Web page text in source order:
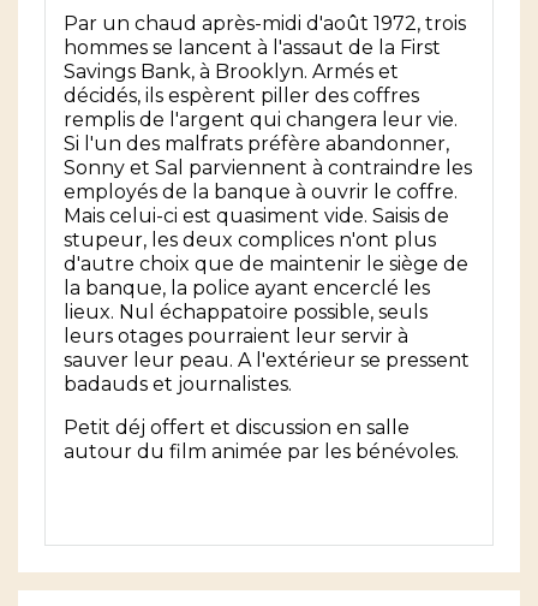
Par un chaud après-midi d'août 1972, trois
hommes se lancent à l'assaut de la First
Savings Bank, à Brooklyn. Armés et
décidés, ils espèrent piller des coffres
remplis de l'argent qui changera leur vie.
Si l'un des malfrats préfère abandonner,
Sonny et Sal parviennent à contraindre les
employés de la banque à ouvrir le coffre.
Mais celui-ci est quasiment vide. Saisis de
stupeur, les deux complices n'ont plus
d'autre choix que de maintenir le siège de
la banque, la police ayant encerclé les
lieux. Nul échappatoire possible, seuls
leurs otages pourraient leur servir à
sauver leur peau. A l'extérieur se pressent
badauds et journalistes.
Petit déj offert et discussion en salle
autour du film animée par les bénévoles.